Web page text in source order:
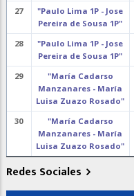
27
"Paulo Lima 1P - Jose
Pereira de Sousa 1P"
28
"Paulo Lima 1P - Jose
Pereira de Sousa 1P"
29
"María Cadarso
Manzanares - María
Luisa Zuazo Rosado"
30
"María Cadarso
Manzanares - María
Luisa Zuazo Rosado"
Redes Sociales